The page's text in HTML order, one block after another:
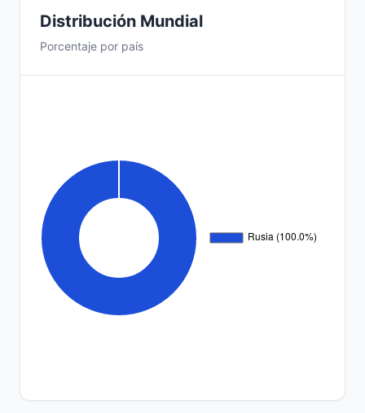
Distribución Mundial
Porcentaje por país